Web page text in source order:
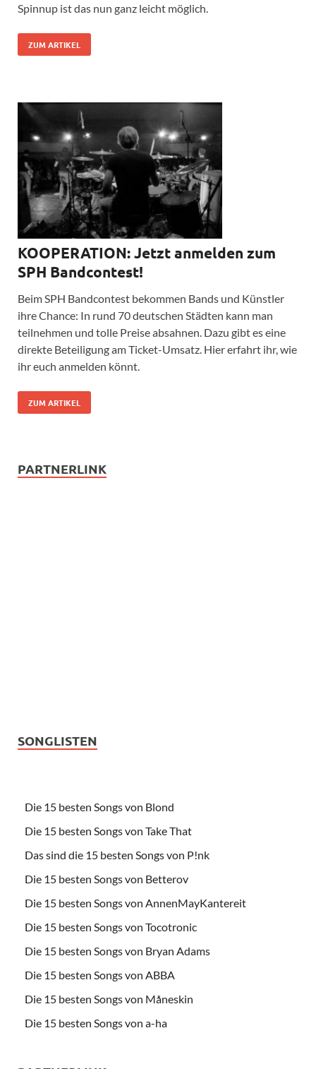
Spinnup ist das nun ganz leicht möglich.
ZUM ARTIKEL
KOOPERATION: Jetzt anmelden zum
SPH Bandcontest!
Beim SPH Bandcontest bekommen Bands und Künstler
ihre Chance: In rund 70 deutschen Städten kann man
teilnehmen und tolle Preise absahnen. Dazu gibt es eine
direkte Beteiligung am Ticket-Umsatz. Hier erfahrt ihr, wie
ihr euch anmelden könnt.
ZUM ARTIKEL
PARTNERLINK
SONGLISTEN
Die 15 besten Songs von Blond
Die 15 besten Songs von Take That
Das sind die 15 besten Songs von P!nk
Die 15 besten Songs von Betterov
Die 15 besten Songs von AnnenMayKantereit
Die 15 besten Songs von Tocotronic
Die 15 besten Songs von Bryan Adams
Die 15 besten Songs von ABBA
Die 15 besten Songs von Måneskin
Die 15 besten Songs von a-ha